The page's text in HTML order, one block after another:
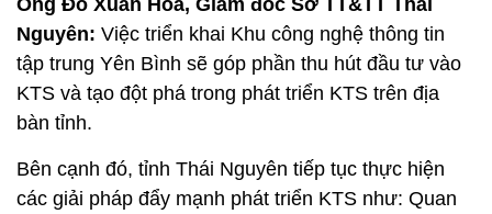
Ông Đỗ Xuân Hoà, Giám đốc Sở TT&TT Thái
Nguyên: Việc triển khai Khu công nghệ thông tin
tập trung Yên Bình sẽ góp phần thu hút đầu tư vào
KTS và tạo đột phá trong phát triển KTS trên địa
bàn tỉnh.
Bên cạnh đó, tỉnh Thái Nguyên tiếp tục thực hiện
các giải pháp đẩy mạnh phát triển KTS như: Quan